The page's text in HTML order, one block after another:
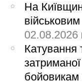
На
02.08.2026
Катування
бойовикам